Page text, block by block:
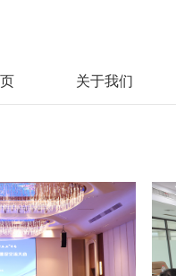
关于我们